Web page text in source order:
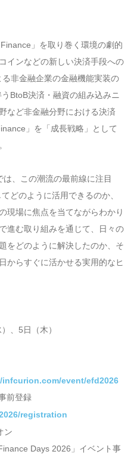
」を取り巻く環境の劇的
インなどの新しい決済手段への
非金融企業の金融機能実装の
BtoB決済・融資の組み込みニ
など非金融分野における決済
」を「成長戦略」として
、この潮流の最前線に注目
どのように活用できるのか、
現場に焦点を当てながらわかり
進む取り組みを通じて、日々の
をどのように解決したのか、そ
からすぐに活かせる実用的なヒ
、5日（木）
event/efd2026
前登録
registration
ン
Days 2026」イベント事